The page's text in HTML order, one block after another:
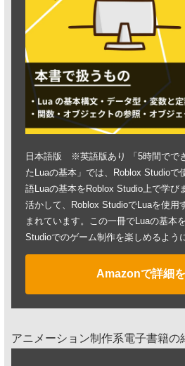
日本語版 ※英語版あり 「5時間でで
たLuaの基本」では、Roblox Studioで
語Luaの基本をRoblox Studio上で学び
活かして、Roblox StudioでLuaを使用
まれています。この一冊でLuaの基本
Studioでのゲーム制作を楽しめるよう
Amazonで詳細を
アニメーション制作系電子書籍の